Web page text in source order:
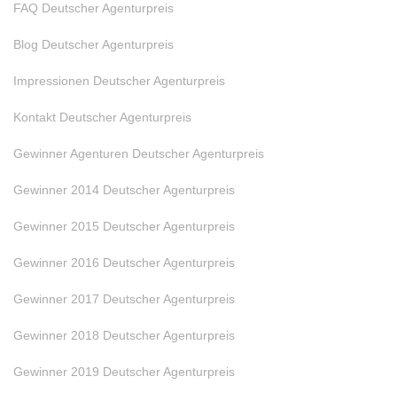
FAQ Deutscher Agenturpreis
Blog Deutscher Agenturpreis
Impressionen Deutscher Agenturpreis
Kontakt Deutscher Agenturpreis
Gewinner Agenturen Deutscher Agenturpreis
Gewinner 2014 Deutscher Agenturpreis
Gewinner 2015 Deutscher Agenturpreis
Gewinner 2016 Deutscher Agenturpreis
Gewinner 2017 Deutscher Agenturpreis
Gewinner 2018 Deutscher Agenturpreis
Gewinner 2019 Deutscher Agenturpreis